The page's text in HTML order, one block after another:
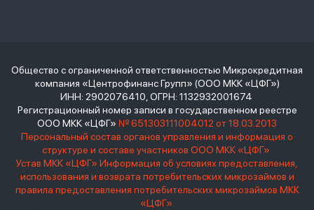
Общество с ограниченной ответственностью Микрокредитная
компания «Центрофинанс Групп» (ООО МКК «ЦФГ»)
ИНН: 2902076410, ОГРН: 1132932001674
Регистрационный номер записи в государственном реестре
ООО МКК «ЦФГ» № 651303111004012 от 18.03.2013
Персональный состав органов управления и информация о
структуре и составе участников ООО МКК «ЦФГ»
Устав МКК «ЦФГ» Информация об условиях предоставления,
использования и возврата потребительских микрозаймов и
правила предоставления потребительских микрозаймов МКК
«ЦФГ»